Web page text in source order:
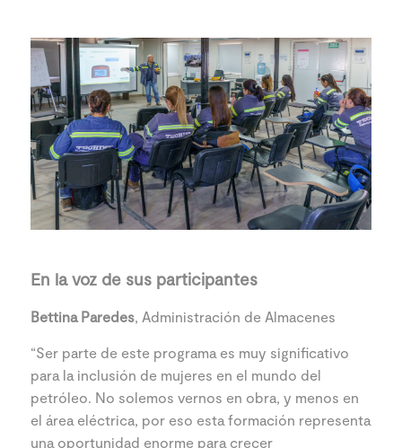
En la voz de sus participantes
Bettina Paredes, Administración de Almacenes
“Ser parte de este programa es muy significativo
para la inclusión de mujeres en el mundo del
petróleo. No solemos vernos en obra, y menos en
el área eléctrica, por eso esta formación representa
una oportunidad enorme para crecer